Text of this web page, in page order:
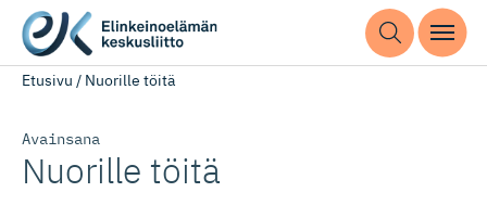
Etusivu / Nuorille töitä
Avainsana
Nuorille töitä